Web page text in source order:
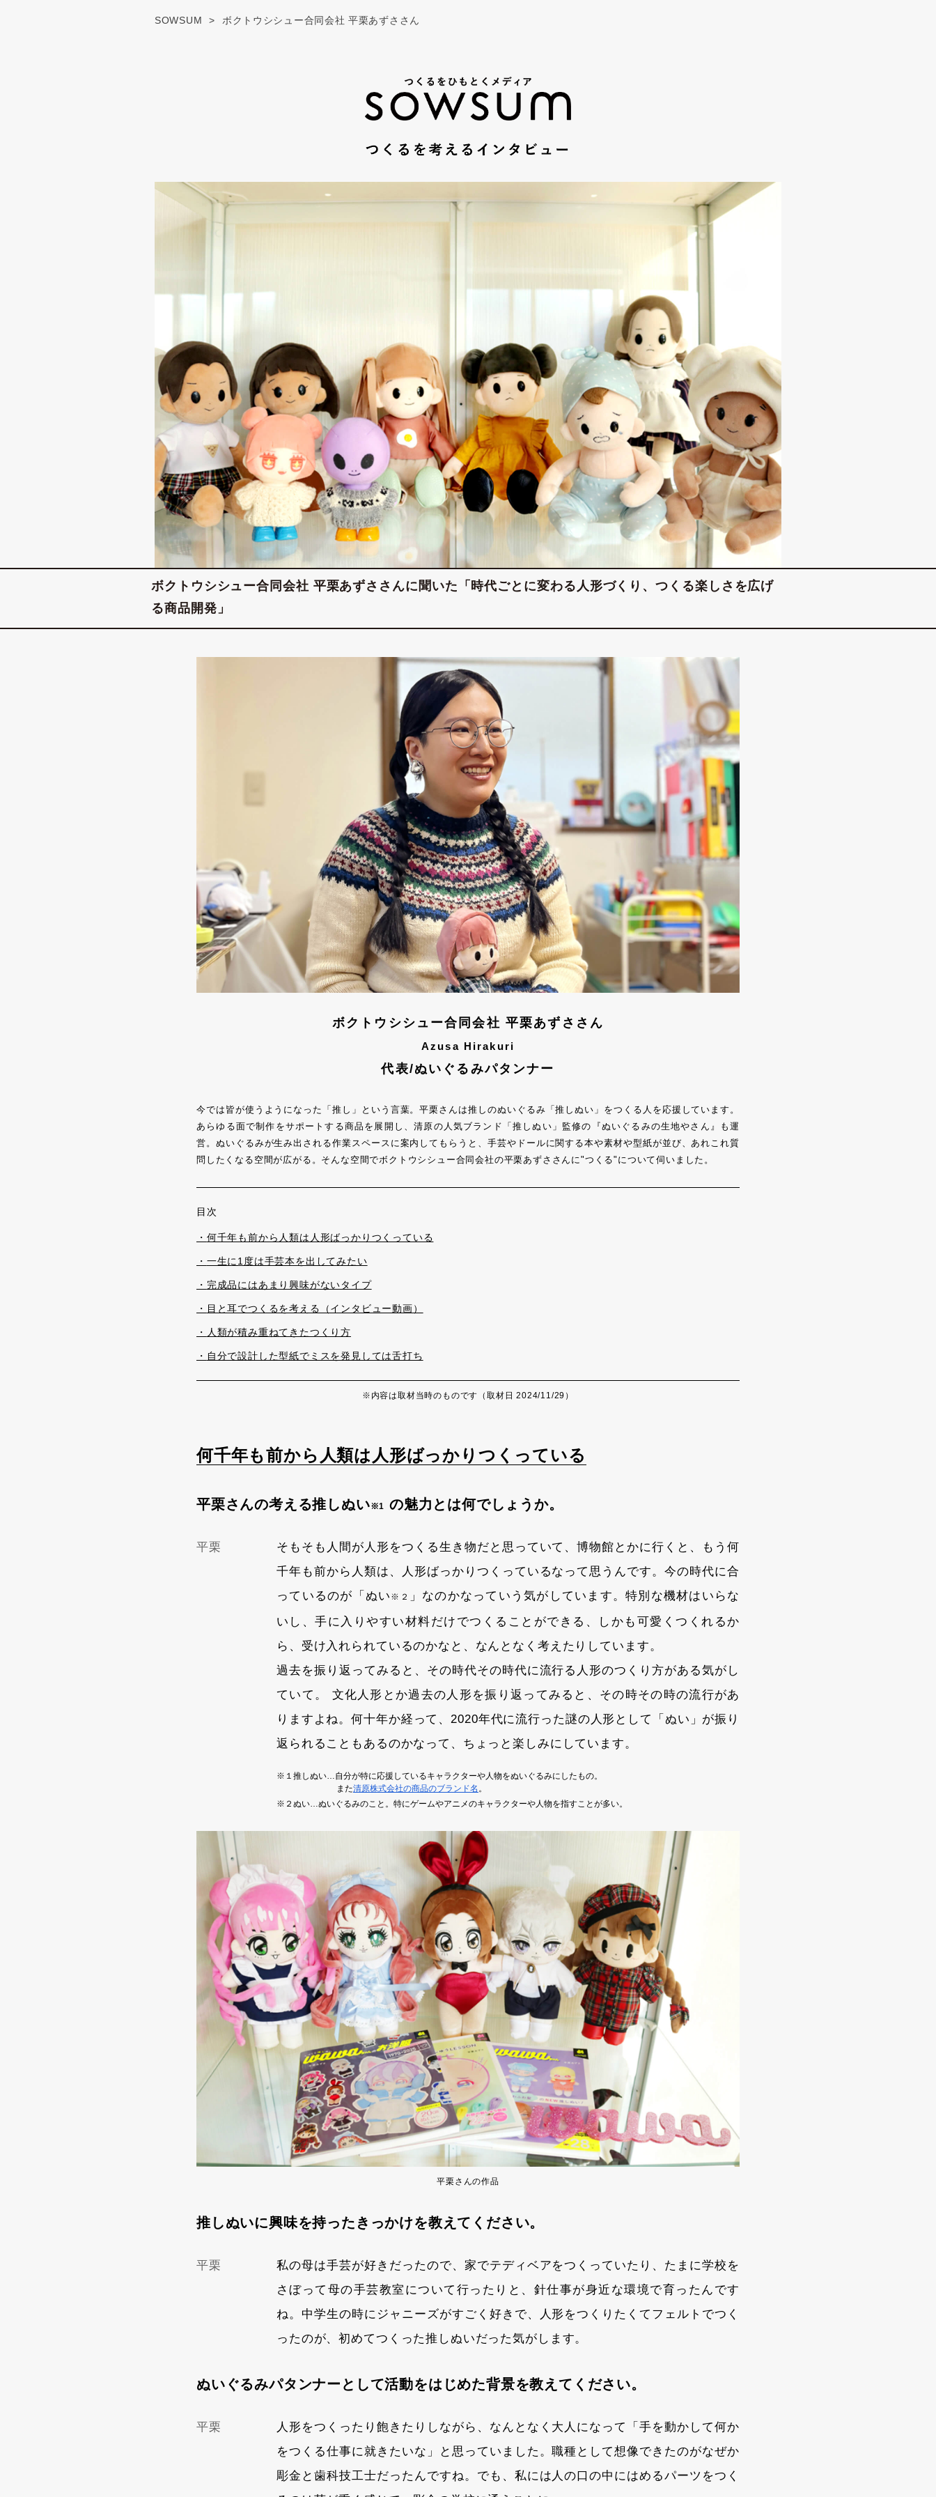
SOWSUM ボクトウシシュー合同会社 平栗あずささん
ボクトウシシュー合同会社 平栗あずささんに聞いた「時代ごとに変わる人形づくり、つくる楽しさを広げ
る商品開発」
ボクトウシシュー合同会社 平栗あずささん
Azusa Hirakuri
代表/ぬいぐるみパタンナー
今では皆が使うようになった「推し」という言葉。平栗さんは推しのぬいぐるみ「推しぬい」をつくる人を応援しています。
あらゆる面で制作をサポートする商品を展開し、清原の人気ブランド「推しぬい」監修の『ぬいぐるみの生地やさん』も運
営。ぬいぐるみが生み出される作業スペースに案内してもらうと、手芸やドールに関する本や素材や型紙が並び、あれこれ質
問したくなる空間が広がる。そんな空間でボクトウシシュー合同会社の平栗あずささんに"つくる"について伺いました。
目次
何千年も前から人類は人形ばっかりつくっている
一生に1度は手芸本を出してみたい
完成品にはあまり興味がないタイプ
目と耳でつくるを考える（インタビュー動画）
人類が積み重ねてきたつくり方
自分で設計した型紙でミスを発見しては舌打ち
※内容は取材当時のものです（取材日 2024/11/29）
何千年も前から人類は人形ばっかりつくっている
平栗さんの考える推しぬい※1 の魅力とは何でしょうか。
平栗
そもそも人間が人形をつくる生き物だと思っていて、博物館とかに行くと、もう何
千年も前から人類は、人形ばっかりつくっているなって思うんです。今の時代に合
っているのが「ぬい ※２
」なのかなっていう気がしています。特別な機材はいらな
いし、手に入りやすい材料だけでつくることができる、しかも可愛くつくれるか
ら、受け入れられているのかなと、なんとなく考えたりしています。
過去を振り返ってみると、その時代その時代に流行る人形のつくり方がある気がし
ていて。 文化人形とか過去の人形を振り返ってみると、その時その時の流行があ
りますよね。何十年か経って、2020年代に流行った謎の人形として「ぬい」が振り
返られることもあるのかなって、ちょっと楽しみにしています。
※１推しぬい…自分が特に応援しているキャラクターや人物をぬいぐるみにしたもの。
また清原株式会社の商品のブランド名 。
※２ぬい…ぬいぐるみのこと。特にゲームやアニメのキャラクターや人物を指すことが多い。
平栗さんの作品
推しぬいに興味を持ったきっかけを教えてください。
平栗
私の母は手芸が好きだったので、家でテディベアをつくっていたり、たまに学校を
さぼって母の手芸教室について行ったりと、針仕事が身近な環境で育ったんです
ね。中学生の時にジャニーズがすごく好きで、人形をつくりたくてフェルトでつく
ったのが、初めてつくった推しぬいだった気がします。
ぬいぐるみパタンナーとして活動をはじめた背景を教えてください。
平栗
人形をつくったり飽きたりしながら、なんとなく大人になって「手を動かして何か
をつくる仕事に就きたいな」と思っていました。職種として想像できたのがなぜか
彫金と歯科技工士だったんですね。でも、私には人の口の中にはめるパーツをつく